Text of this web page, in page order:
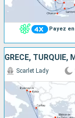
Payez en
GRÈCE, TURQUIE,
Scarlet Lady